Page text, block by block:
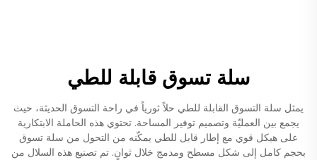
سلة تسوق قابلة للطي
يمثل سلة التسوق القابلة للطي حلاً ثورياً في راحة التسوق الحديثة، حيث
يجمع بين العمليّة وتصميم توفير المساحة. تحتوي هذه الحاملة الابتكارية
على هيكل قوي مع إطار قابل للطي يمكّنه من التحول من سلة تسوق
بحجم كامل إلى شكل مسطح ومدمج خلال ثوانٍ. تم تصنيع هذه السلال من